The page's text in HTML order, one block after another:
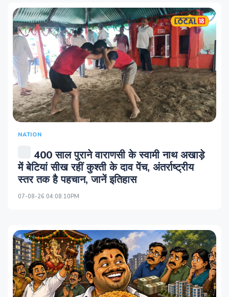
NATION
400 साल पुराने वाराणसी के स्वामी नाथ अखाड़े
में बेटियां सीख रहीं कुश्ती के दाव पेंच, अंतर्राष्ट्रीय
स्तर तक है पहचान, जानें इतिहास
07-08-26 04:08:10PM